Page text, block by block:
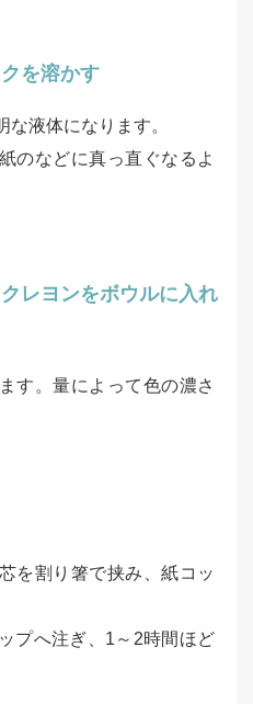
を溶かす
液体になります。
のなどに真っ直ぐなるよ
レヨンをボウルに入れ
す。量によって色の濃さ
を割り箸で挟み、紙コッ
プへ注ぎ、1～2時間ほど